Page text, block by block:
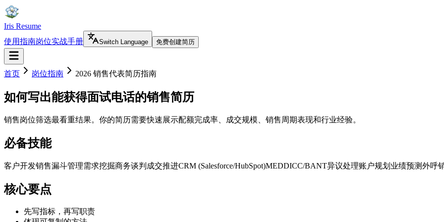
Iris Resume
使用指南岗位实战手册 Switch Language 免费创建简历
首页 岗位指南 2026 销售代表简历指南
如何写出能获得面试电话的销售简历
销售岗位筛选最看重结果。你的简历需要快速展示配额完成率、成交规模、销售周期表现和行业经验。
必备技能
客户开发销售漏斗管理需求挖掘商务谈判 成交推进CRM (Salesforce/HubSpot)MEDDICC/BANT异议处理账户规划 业绩预测外呼
核心要点
先写指标，再写职责